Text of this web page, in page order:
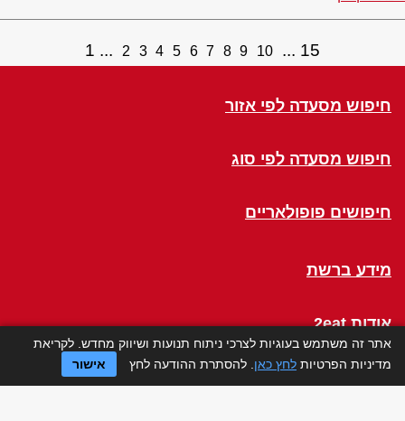
1 2 3 4 5 6 7 8 9 10 15
חיפוש מסעדה לפי אזור
חיפוש מסעדה לפי סוג
חיפושים פופולאריים
מידע ברשת
אודות 2eat
Click a Table
אתר זה משתמש בעוגיות לצרכי ניתוח תנועות ושיווק מחדש. לקריאת
מדיניות הפרטיות לחץ כאן . להסתרת ההודעה לחץ אישור